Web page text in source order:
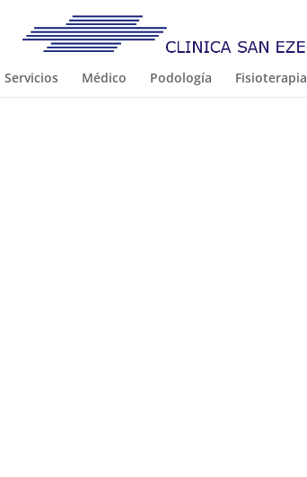
Servicios Médico Podología Fisioterapia